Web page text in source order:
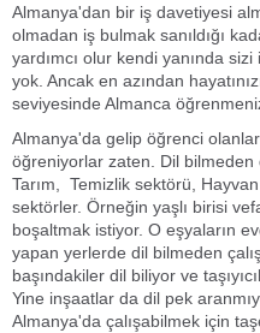
Almanya'dan bir iş davetiyesi
olmadan iş bulmak sanıldığı
yardımcı olur kendi yanında
yok. Ancak en azından
seviyesinde Almanca
Almanya'da gelip öğrenci
öğreniyorlar zaten. Dil bilmeden
Tarım, Temizlik sektörü,
sektörler. Örneğin yaşlı birisi
boşaltmak istiyor. O eşyaların
yapan yerlerde dil bilmeden
başındakiler dil biliyor ve
Yine inşaatlar da dil pek
Almanya'da çalışabilmek için